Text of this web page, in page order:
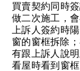
買賣契約同時
做二次施工，
上訴人簽約時
窗的窗框拆除
有跟上訴人說
看屋時看到窗